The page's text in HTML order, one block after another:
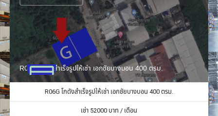
R06G โกดังสำเร็จรูปให้เช่า เอกชัยบางบอน 400 ตรม.
R06G โกดังสำเร็จรูปให้เช่า เอกชัยบางบอน 400 ตรม.
เช่า 52000 บาท / เดือน